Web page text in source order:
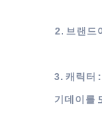
2. 브랜드
3. 캐릭터
기데이를